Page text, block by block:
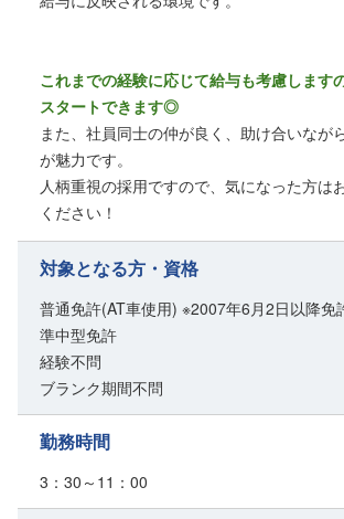
これまでの経験に応じて給与も考慮します
スタートできます◎
また、社員同士の仲が良く、助け合いなが
が魅力です。
人柄重視の採用ですので、気になった方は
ください！
対象となる方・資格
普通免許(AT車使用) ※2007年6月2日以降免
準中型免許
経験不問
ブランク期間不問
勤務時間
3：30～11：00